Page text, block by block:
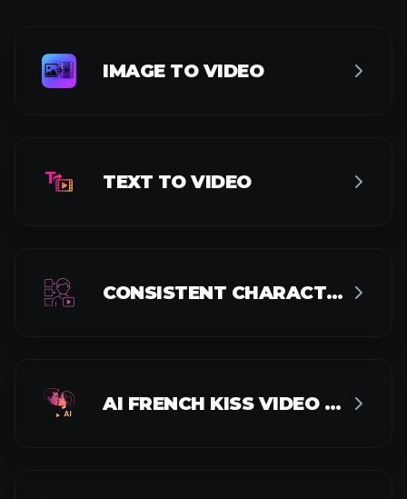
IMAGE TO VIDEO
TEXT TO VIDEO
CONSISTENT CHARACTER VIDEO
AI FRENCH KISS VIDEO GENERATOR